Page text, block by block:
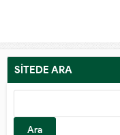
SİTEDE ARA